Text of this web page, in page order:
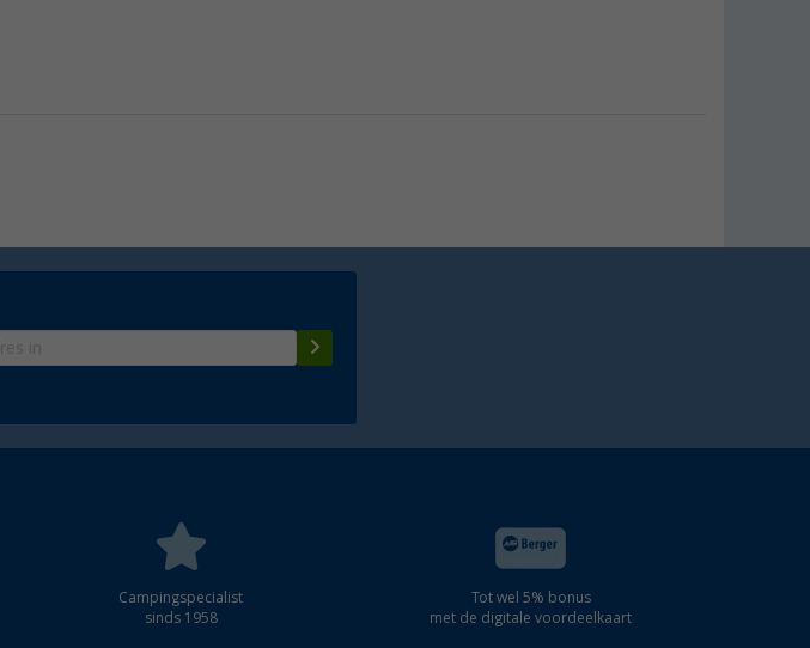
Campingspecialist
sinds 1958
Tot wel 5% bonus
met de digitale voordeelkaart